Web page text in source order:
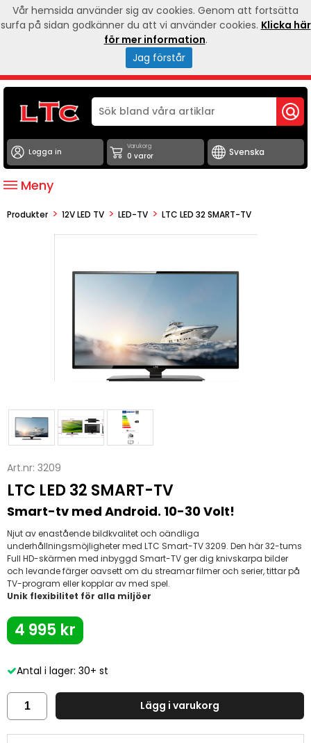
Logga in
Varukorg
0 varor
Meny
Produkter > 12V LED TV > LED-TV > LTC LED 32 SMART-TV
Art.nr: 3209
LTC LED 32 SMART-TV
Smart-tv med Android. 10-30 Volt!
Njut av enastående bildkvalitet och oändliga
underhållningsmöjligheter med LTC Smart-TV 3209. Den här 32-tums
Full HD-skärmen med inbyggd Smart-TV ger dig knivskarpa bilder
och levande färger oavsett om du streamar filmer och serier, tittar på
TV-program eller kopplar av med spel.
Unik flexibilitet för alla miljöer
4 995 kr
Antal i lager: 30+ st
Lägg i varukorg
Vår hemsida använder sig av cookies. Genom att fortsätta
surfa på sidan godkänner du att vi använder cookies. Klicka här
för mer information.
Jag förstår